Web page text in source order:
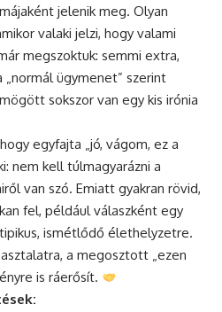
jelenik meg. Olyan
valaki jelzi, hogy valami
megszoktuk: semmi extra,
ügymenet” szerint
sokszor van egy kis irónia
egyfajta „jó, vágom, ez a
nem kell túlmagyarázni a
van szó. Emiatt gyakran rövid,
fel, például válaszként egy
ismétlődő élethelyzetre.
a megosztott „ezen
is ráerősít.